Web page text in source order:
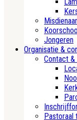
Koorschool
Jongeren
Organisatie &
Contact
Pastoraal